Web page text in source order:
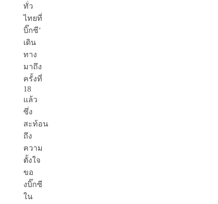
ทั่ว
ไทยที่
บิ๊กซี’
เดิน
ทาง
มาถึง
ครั้งที่
18
แล้ว
ซึ่ง
สะท้อน
ถึง
ความ
ตั้งใจ
ขอ
งบิ๊กซี
ใน